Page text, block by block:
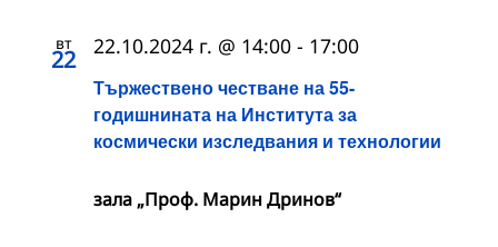
вт
22
Тържествено честване на 55-
годишнината на Института за
космически изследвания и технологии
22.10.2024 г. @ 14:00 - 17:00
зала „Проф. Марин Дринов“